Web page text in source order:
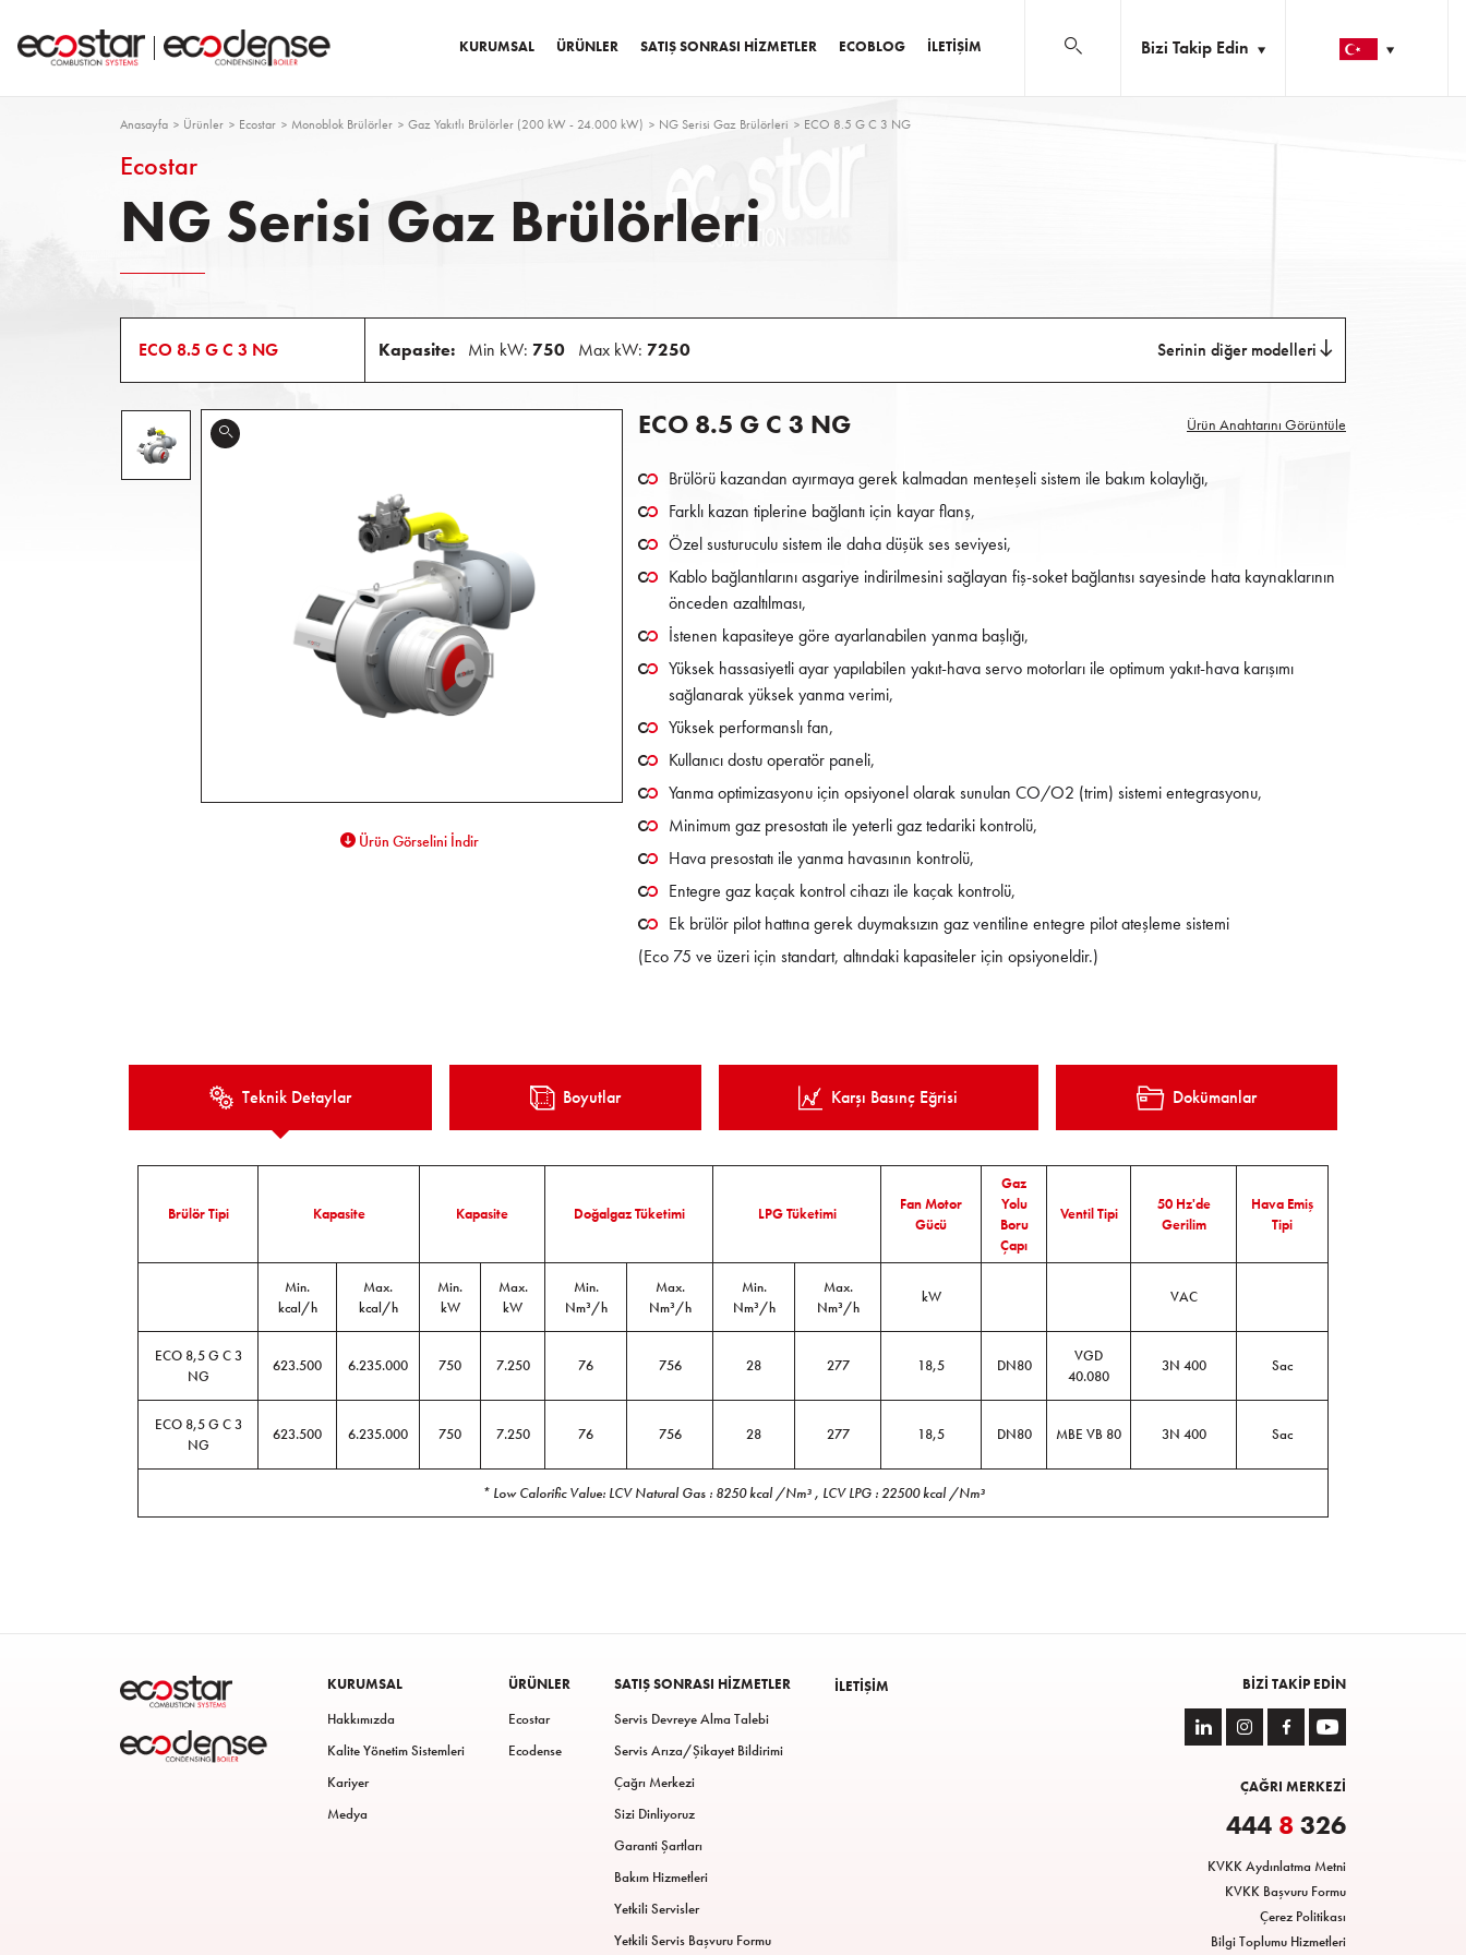
KURUMSAL ÜRÜNLER SATIŞ SONRASI HIZMETLER ECOBLOG İLETIŞIM Bizi Takip Edin
Anasayfa Ürünler Ecostar Monoblok Brülörler Gaz Yakıtlı Brülörler (200 kW - 24.000 kW) NG Serisi Gaz Brülörleri ECO 8.5 G C 3 NG
Ecostar
NG Serisi Gaz Brülörleri
ECO 8.5 G C 3 NG Kapasite: Min kW: 750 Max kW: 7250 Serinin diğer modelleri
Ürün Görselini İndir
ECO 8.5 G C 3 NG Ürün Anahtarını Görüntüle
Brülörü kazandan ayırmaya gerek kalmadan menteşeli sistem ile bakım kolaylığı,
Farklı kazan tiplerine bağlantı için kayar flanş,
Özel susturuculu sistem ile daha düşük ses seviyesi,
Kablo bağlantılarını asgariye indirilmesini sağlayan fiş-soket bağlantısı sayesinde hata kaynaklarının
önceden azaltılması,
İstenen kapasiteye göre ayarlanabilen yanma başlığı,
Yüksek hassasiyetli ayar yapılabilen yakıt-hava servo motorları ile optimum yakıt-hava karışımı
sağlanarak yüksek yanma verimi,
Yüksek performanslı fan,
Kullanıcı dostu operatör paneli,
Yanma optimizasyonu için opsiyonel olarak sunulan CO/O2 (trim) sistemi entegrasyonu,
Minimum gaz presostatı ile yeterli gaz tedariki kontrolü,
Hava presostatı ile yanma havasının kontrolü,
Entegre gaz kaçak kontrol cihazı ile kaçak kontrolü,
Ek brülör pilot hattına gerek duymaksızın gaz ventiline entegre pilot ateşleme sistemi
(Eco 75 ve üzeri için standart, altındaki kapasiteler için opsiyoneldir.)
Teknik Detaylar Boyutlar Karşı Basınç Eğrisi Dokümanlar
Brülör Tipi Kapasite Kapasite Doğalgaz Tüketimi LPG Tüketimi
Fan Motor
Gücü
Gaz
Yolu
Boru
Çapı
Ventil Tipi
50 Hz'de
Gerilim
Hava Emiş
Tipi
Min.
kcal/h
Max.
kcal/h
Min.
kW
Max.
kW
Min.
Nm³/h
Max.
Nm³/h
Min.
Nm³/h
Max.
Nm³/h
kW VAC
ECO 8,5 G C 3
NG
623.500 6.235.000 750 7.250 76 756 28 277 18,5 DN80
VGD
40.080
3N 400 Sac
ECO 8,5 G C 3
NG
623.500 6.235.000 750 7.250 76 756 28 277 18,5 DN80 MBE VB 80 3N 400 Sac
* Low Calorific Value: LCV Natural Gas : 8250 kcal /Nm³ , LCV LPG : 22500 kcal /Nm³
KURUMSAL
Hakkımızda
Kalite Yönetim Sistemleri
Kariyer
Medya
ÜRÜNLER
Ecostar
Ecodense
SATIŞ SONRASI HIZMETLER
Servis Devreye Alma Talebi
Servis Arıza/Şikayet Bildirimi
Çağrı Merkezi
Sizi Dinliyoruz
Garanti Şartları
Bakım Hizmetleri
Yetkili Servisler
Yetkili Servis Başvuru Formu
İLETIŞIM BIZI TAKIP EDIN
ÇAĞRI MERKEZİ
444 8326
KVKK Aydınlatma Metni
KVKK Başvuru Formu
Çerez Politikası
Bilgi Toplumu Hizmetleri